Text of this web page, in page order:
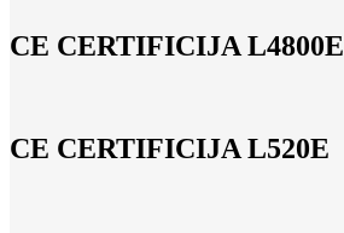
CE CERTIFICIJA L4800E
CE CERTIFICIJA L520E